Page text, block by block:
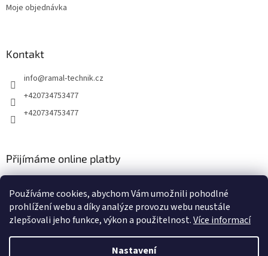
Používáme cookies, abychom Vám umožnili pohodlné
prohlížení webu a díky analýze provozu webu neustále
zlepšovali jeho funkce, výkon a použitelnost.Více informací
Nastavení
Moje objednávka
Kontakt
info@ramal-technik.cz
+420734753477
+420734753477
Přijímáme online platby